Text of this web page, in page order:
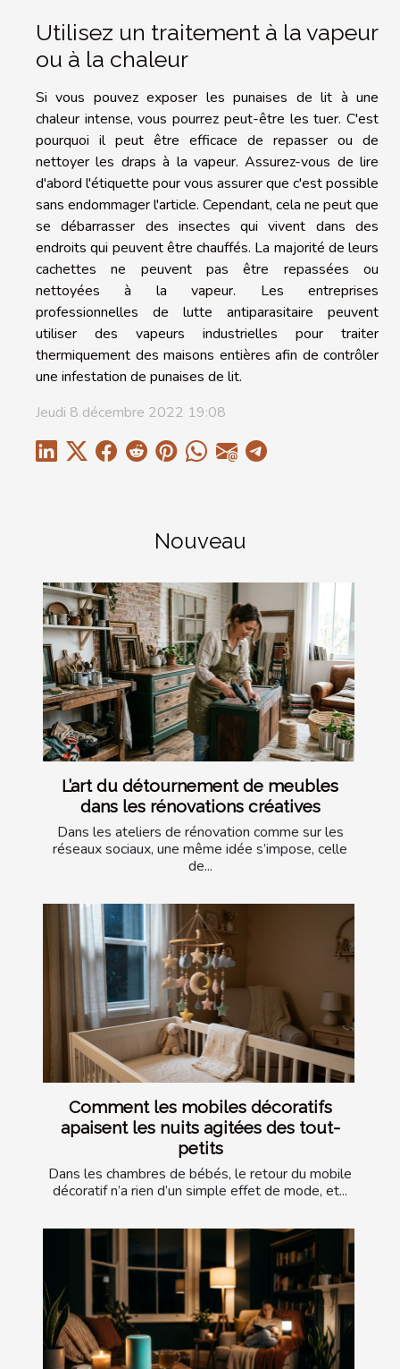
Nouveau
L’art du détournement de meubles
dans les rénovations créatives
Dans les ateliers de rénovation comme sur les
réseaux sociaux, une même idée s’impose, celle
de...
Comment les mobiles décoratifs
apaisent les nuits agitées des tout-
petits
Dans les chambres de bébés, le retour du mobile
décoratif n’a rien d’un simple effet de mode, et...
Utilisez un traitement à la vapeur
ou à la chaleur
Si vous pouvez exposer les punaises de lit à une
chaleur intense, vous pourrez peut-être les tuer. C'est
pourquoi il peut être efficace de repasser ou de
nettoyer les draps à la vapeur. Assurez-vous de lire
d'abord l'étiquette pour vous assurer que c'est possible
sans endommager l'article. Cependant, cela ne peut que
se débarrasser des insectes qui vivent dans des
endroits qui peuvent être chauffés. La majorité de leurs
cachettes ne peuvent pas être repassées ou
nettoyées à la vapeur. Les entreprises
professionnelles de lutte antiparasitaire peuvent
utiliser des vapeurs industrielles pour traiter
thermiquement des maisons entières afin de contrôler
une infestation de punaises de lit.
Jeudi 8 décembre 2022 19:08